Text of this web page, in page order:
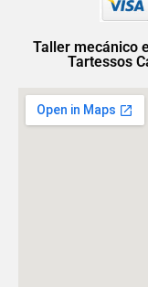
Taller mecánico
Tartessos